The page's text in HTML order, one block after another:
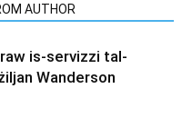
AUTHOR
is-servizzi tal-
Wanderson